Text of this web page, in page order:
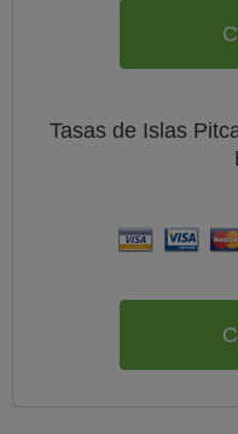
Tasas de Islas